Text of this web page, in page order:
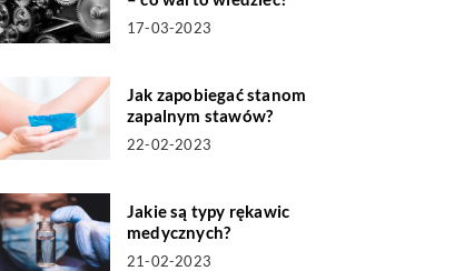
17-03-2023
Jak zapobiegać stanom
zapalnym stawów?
22-02-2023
Jakie są typy rękawic
medycznych?
21-02-2023